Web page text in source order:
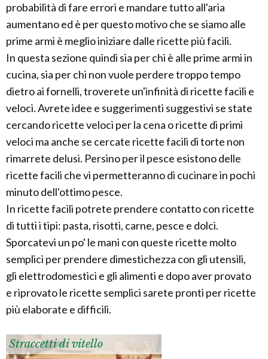
probabilità di fare errori e mandare tutto all'aria
aumentano ed è per questo motivo che se siamo alle
prime armi è meglio iniziare dalle ricette più facili.
In questa sezione quindi sia per chi è alle prime armi in
cucina, sia per chi non vuole perdere troppo tempo
dietro ai fornelli, troverete un'infinità di ricette facili e
veloci. Avrete idee e suggerimenti suggestivi se state
cercando ricette veloci per la cena o ricette di primi
veloci ma anche se cercate ricette facili di torte non
rimarrete delusi. Persino per il pesce esistono delle
ricette facili che vi permetteranno di cucinare in pochi
minuto dell'ottimo pesce.
In ricette facili potrete prendere contatto con ricette
di tutti i tipi: pasta, risotti, carne, pesce e dolci.
Sporcatevi un po' le mani con queste ricette molto
semplici per prendere dimestichezza con gli utensili,
gli elettrodomestici e gli alimenti e dopo aver provato
e riprovato le ricette semplici sarete pronti per ricette
più elaborate e difficili.
Straccetti di vitello